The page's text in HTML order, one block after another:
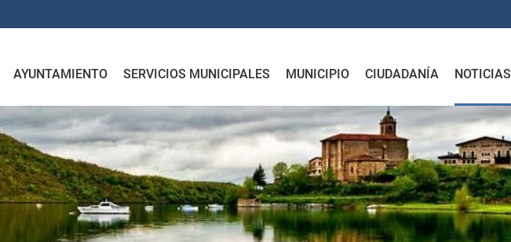
AYUNTAMIENTO SERVICIOS MUNICIPALES MUNICIPIO CIUDADANÍA NOTICIAS